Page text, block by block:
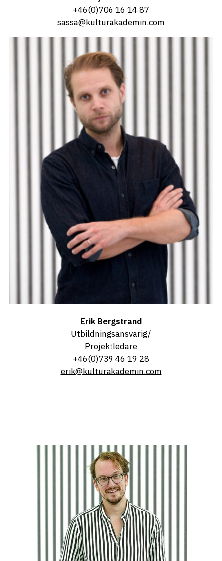
+46(0)706 16 14 87
sassa@kulturakademin.com
Erik Bergstrand
Utbildningsansvarig/
Projektledare
+46(0)739 46 19 28
erik@kulturakademin.com